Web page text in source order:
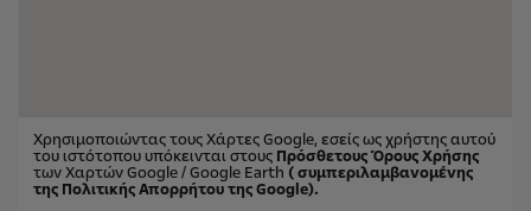
Χρησιμοποιώντας τους Χάρτες Google, εσείς ως χρήστης αυτού
του ιστότοπου υπόκεινται στους Πρόσθετους Όρους Χρήσης
των Χαρτών Google / Google Earth ( συμπεριλαμβανομένης
της Πολιτικής Απορρήτου της Google).